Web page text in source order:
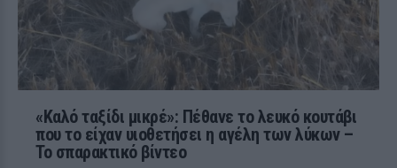
«Καλό ταξίδι μικρέ»: Πέθανε το λευκό κουτάβι
που το είχαν υιοθετήσει η αγέλη των λύκων –
Το σπαρακτικό βίντεο